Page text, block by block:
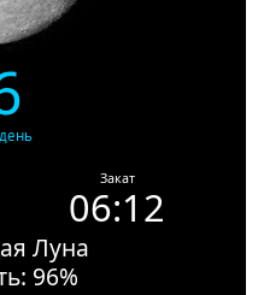
Закат
06:12
Луна
96%